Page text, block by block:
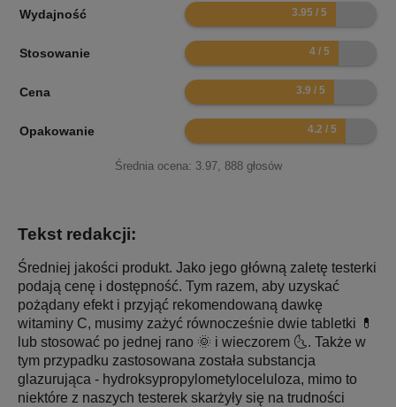
Wydajność 7.9
Stosowanie 8
Cena 7.8
Opakowanie 8.4
Średnia ocena: 3.97, 888głosów
Tekst redakcji:
Średniej jakości produkt. Jako jego główną zaletę testerki
podają cenę i dostępność. Tym razem, aby uzyskać
pożądany efekt i przyjąć rekomendowaną dawkę
witaminy C, musimy zażyć równocześnie dwie tabletki 💊
lub stosować po jednej rano 🌞 i wieczorem 🌜. Także w
tym przypadku zastosowana została substancja
glazurująca - hydroksypropylometyloceluloza, mimo to
niektóre z naszych testerek skarżyły się na trudności